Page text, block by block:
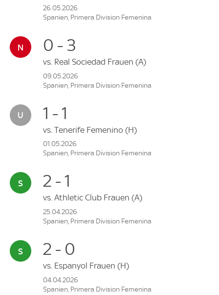
26.05.2026
Spanien, Primera Division Femenina
0 - 3
vs. Real Sociedad Frauen (A)
09.05.2026
Spanien, Primera Division Femenina
1 - 1
vs. Tenerife Femenino (H)
01.05.2026
Spanien, Primera Division Femenina
2 - 1
vs. Athletic Club Frauen (A)
25.04.2026
Spanien, Primera Division Femenina
2 - 0
vs. Espanyol Frauen (H)
04.04.2026
Spanien, Primera Division Femenina